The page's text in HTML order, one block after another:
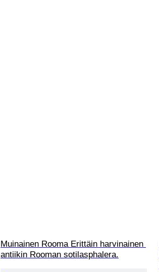
Muinainen Rooma Erittäin harvinainen
antiikin Rooman sotilasphalera.